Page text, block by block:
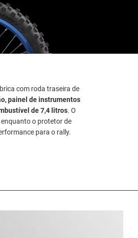
com roda traseira de
painel de instrumentos
de 7,4 litros. O
o protetor de
para o rally.